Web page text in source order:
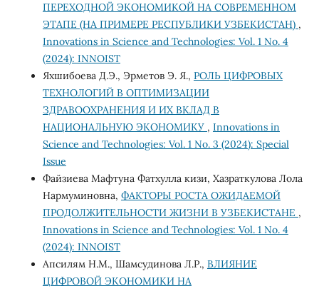
ПЕРЕХОДНОЙ ЭКОНОМИКОЙ НА СОВРЕМЕННОМ
ЭТАПЕ (НА ПРИМЕРЕ РЕСПУБЛИКИ УЗБЕКИСТАН) ,
Innovations in Science and Technologies: Vol. 1 No. 4
(2024): INNOIST
Яхшибоева Д.Э., Эрметов Э. Я., РОЛЬ ЦИФРОВЫХ
ТЕХНОЛОГИЙ В ОПТИМИЗАЦИИ
ЗДРАВООХРАНЕНИЯ И ИХ ВКЛАД В
НАЦИОНАЛЬНУЮ ЭКОНОМИКУ , Innovations in
Science and Technologies: Vol. 1 No. 3 (2024): Special
Issue
Файзиева Мафтуна Фатхулла кизи, Хазраткулова Лола
Нармуминовна, ФАКТОРЫ РОСТА ОЖИДАЕМОЙ
ПРОДОЛЖИТЕЛЬНОСТИ ЖИЗНИ В УЗБЕКИСТАНЕ ,
Innovations in Science and Technologies: Vol. 1 No. 4
(2024): INNOIST
Апсилям Н.М., Шамсудинова Л.Р., ВЛИЯНИЕ
ЦИФРОВОЙ ЭКОНОМИКИ НА